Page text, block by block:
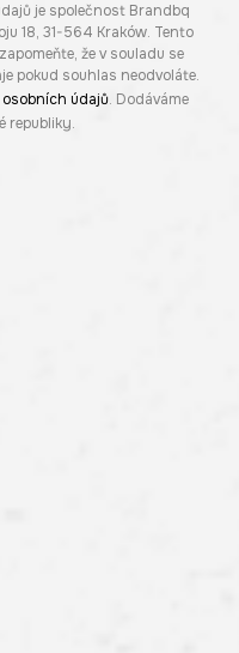
je společnost Brandbq
18, 31-564 Kraków. Tento
že v souladu se
pokud souhlas neodvoláte.
údajů. Dodáváme
republiky.